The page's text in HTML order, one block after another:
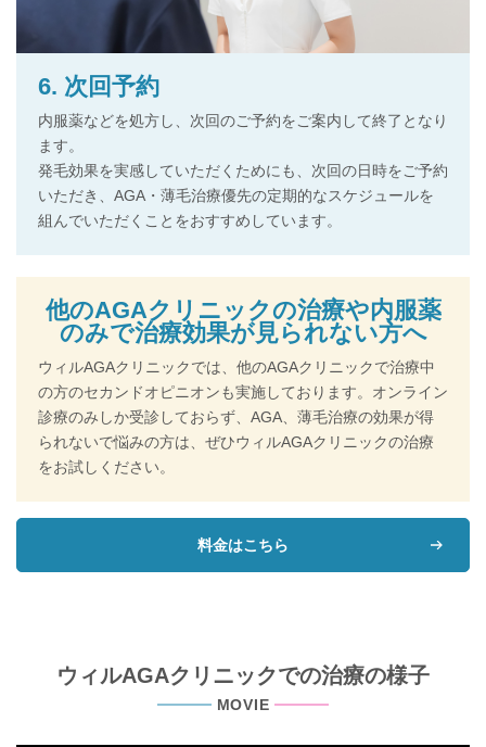
6. 次回予約
内服薬などを処方し、次回のご予約をご案内して終了となり
ます。
発毛効果を実感していただくためにも、次回の日時をご予約
いただき、AGA・薄毛治療優先の定期的なスケジュールを
組んでいただくことをおすすめしています。
他のAGAクリニックの治療や内服薬
のみで治療効果が見られない方へ
ウィルAGAクリニックでは、他のAGAクリニックで治療中
の方のセカンドオピニオンも実施しております。オンライン
診療のみしか受診しておらず、AGA、薄毛治療の効果が得
られないで悩みの方は、ぜひウィルAGAクリニックの治療
をお試しください。
料金はこちら
ウィルAGAクリニックでの治療の様子
MOVIE